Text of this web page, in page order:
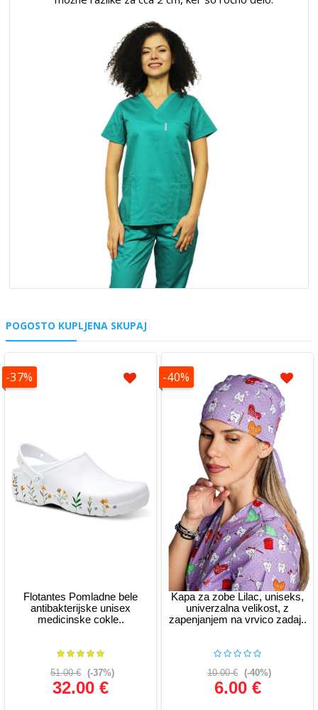
POGOSTO KUPLJENA SKUPAJ
-37%
Flotantes Pomladne bele
antibakterijske unisex
medicinske cokle..
51.00 € (-37%)
32.00 €
-40%
Kapa za zobe Lilac, uniseks,
univerzalna velikost, z
zapenjanjem na vrvico zadaj..
10.00 € (-40%)
6.00 €